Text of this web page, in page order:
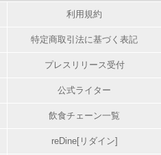
利用規約
特定商取引法に基づく表記
プレスリリース受付
公式ライター
飲食チェーン一覧
reDine[リダイン]